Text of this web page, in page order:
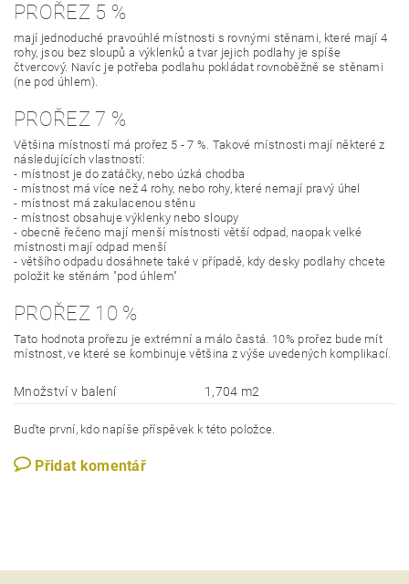
PROŘEZ 5 %
mají jednoduché pravoúhlé místnosti s rovnými stěnami, které mají 4
rohy, jsou bez sloupů a výklenků a tvar jejich podlahy je spíše
čtvercový. Navíc je potřeba podlahu pokládat rovnoběžně se stěnami
(ne pod úhlem).
PROŘEZ 7 %
Většina místností má prořez 5 - 7 %. Takové místnosti mají některé z
následujících vlastností:
- místnost je do zatáčky, nebo úzká chodba
- místnost má více než 4 rohy, nebo rohy, které nemají pravý úhel
- místnost má zakulacenou stěnu
- místnost obsahuje výklenky nebo sloupy
- obecně řečeno mají menší místnosti větší odpad, naopak velké
místnosti mají odpad menší
- většího odpadu dosáhnete také v případě, kdy desky podlahy chcete
položit ke stěnám "pod úhlem"
PROŘEZ 10 %
Tato hodnota prořezu je extrémní a málo častá. 10% prořez bude mít
místnost, ve které se kombinuje většina z výše uvedených komplikací.
Množství v balení 1,704 m2
Buďte první, kdo napíše příspěvek k této položce.
Přidat komentář